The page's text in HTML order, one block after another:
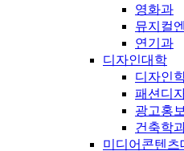
영화과
뮤지컬
연기과
디자인대학
디자인
패션디
광고홍
건축학
미디어콘텐츠